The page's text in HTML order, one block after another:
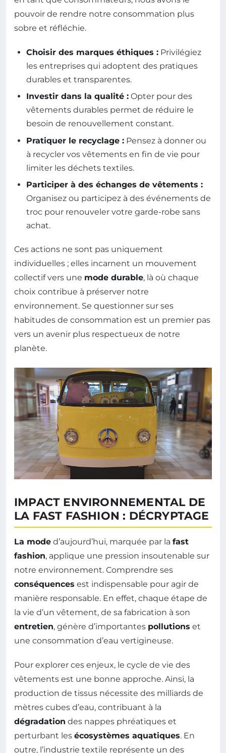
pouvoir de rendre notre consommation plus
sobre et réfléchie.
Choisir des marques éthiques : Privilégiez
les entreprises qui adoptent des pratiques
durables et transparentes.
Investir dans la qualité : Opter pour des
vêtements durables permet de réduire le
besoin de renouvellement constant.
Pratiquer le recyclage : Pensez à donner ou
à recycler vos vêtements en fin de vie pour
limiter les déchets textiles.
Participer à des échanges de vêtements :
Organisez ou participez à des événements de
troc pour renouveler votre garde-robe sans
achat.
Ces actions ne sont pas uniquement
individuelles ; elles incarnent un mouvement
collectif vers une mode durable, là où chaque
choix contribue à préserver notre
environnement. Se questionner sur ses
habitudes de consommation est un premier pas
vers un avenir plus respectueux de notre
planète.
IMPACT ENVIRONNEMENTAL DE
LA FAST FASHION : DÉCRYPTAGE
La mode d’aujourd’hui, marquée par la fast
fashion, applique une pression insoutenable sur
notre environnement. Comprendre ses
conséquences est indispensable pour agir de
manière responsable. En effet, chaque étape de
la vie d’un vêtement, de sa fabrication à son
entretien, génère d’importantes pollutions et
une consommation d’eau vertigineuse.
Pour explorer ces enjeux, le cycle de vie des
vêtements est une bonne approche. Ainsi, la
production de tissus nécessite des milliards de
mètres cubes d’eau, contribuant à la
dégradation des nappes phréatiques et
perturbant les écosystèmes aquatiques. En
outre, l’industrie textile représente un des